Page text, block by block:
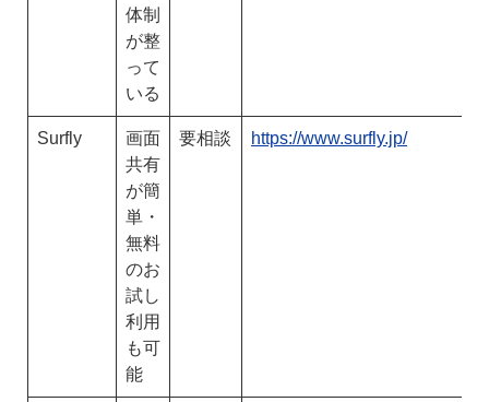
体制
が整
って
いる
Surfly
画面
共有
が簡
単・
無料
のお
試し
利用
も可
能
要相談 https://www.surfly.jp/